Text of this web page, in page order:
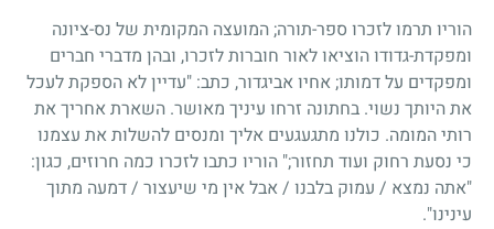
הוריו תרמו לזכרו ספר-תורה;המועצה המקומית של נס-ציונה
ומפקדת-גדודו הוציאו לאור חוברות לזכרו, ובהן מדברי חברים
ומפקדים על דמותו;אחיו אביגדור, כתב: "עדיין לא הספקת לעכל
את היותך נשוי. בחתונה זרחו עיניך מאושר. השארת אחריך את
רותי המומה. כולנו מתגעגעים אליך ומנסים להשלות את עצמנו
כי נסעת רחוק ועוד תחזור;" הוריו כתבו לזכרו כמה חרוזים, כגון:
"אתה נמצא / עמוק בלבנו /אבל אין מי שיעצור /דמעה מתוך
עינינו".